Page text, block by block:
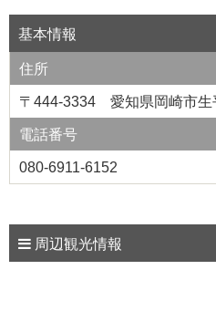
基本情報
住所
〒444-3334 愛知県岡崎市生
電話番号
080-6911-6152
周辺観光情報